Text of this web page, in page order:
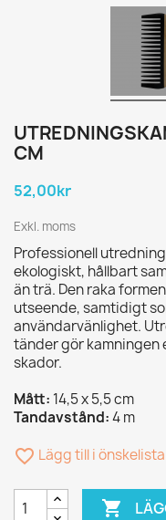
CM
52,00kr
Exkl. moms
Professionell
ekologiskt, hållbart
än trä. Den raka
utseende, samtidigt
användarvänlighet.
tänder gör kamningen
skador.
Mått: 14,5 x 5,5 cm
Tandavstånd:4 m
favorite_border Lägg till i önskelista
